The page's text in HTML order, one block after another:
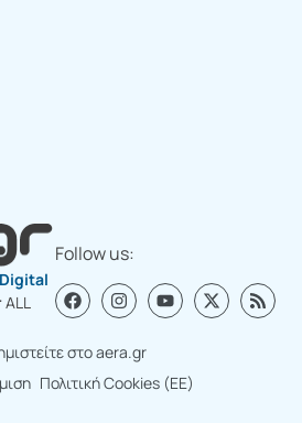
ALL
Follow us:
στο aera.gr
Πολιτική Cookies (ΕΕ)